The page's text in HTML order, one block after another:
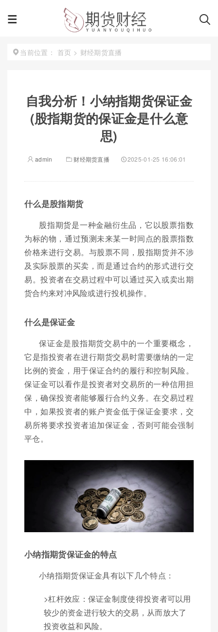
当前位置： 首页 > 财经期货直播
自我分析！小纳指期货保证金
(股指期货的保证金是什么意
思)
admin 财经期货直播 2025-01-25 16:06:01
什么是股指期货
股指期货是一种金融衍生品，它以股票指数
为标的物，通过预测未来某一时间点的股票指数
价格来进行交易。与股票不同，股指期货并不涉
及实际股票的买卖，而是通过合约的形式进行交
易。投资者在交易过程中可以通过买入或卖出期
货合约来对冲风险或进行投机操作。
什么是保证金
保证金是股指期货交易中的一个重要概念，
它是指投资者在进行期货交易时需要缴纳的一定
比例的资金，用于保证合约的履行和控制风险。
保证金可以看作是投资者对交易所的一种信用担
保，确保投资者能够履行合约义务。在交易过程
中，如果投资者的账户资金低于保证金要求，交
易所将要求投资者追加保证金，否则可能会强制
平仓。
小纳指期货保证金的特点
小纳指期货保证金具有以下几个特点：
>杠杆效应：保证金制度使得投资者可以用
较少的资金进行较大的交易，从而放大了
投资收益和风险。